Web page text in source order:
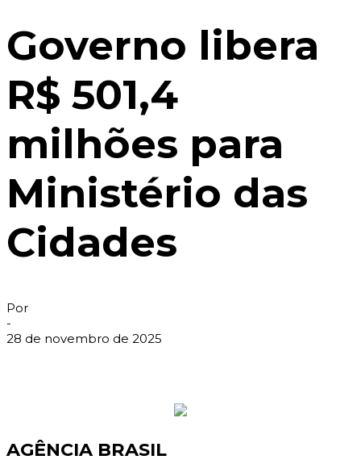
Governo libera
R$ 501,4
milhões para
Ministério das
Cidades
Por
-
28 de novembro de 2025
AGÊNCIA BRASIL